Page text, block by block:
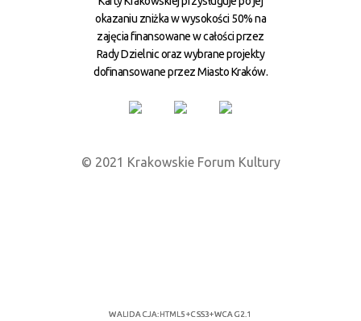
okazaniu zniżka w wysokości 50% na
zajęcia finansowane w całości przez
Rady Dzielnic oraz wybrane projekty
dofinansowane przez Miasto Kraków.
© 2021 Krakowskie Forum Kultury
WALIDACJA:HTML5+CSS3+WCAG 2.1